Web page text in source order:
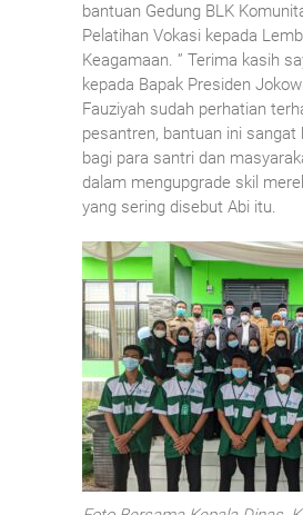
bantuan Gedung BLK
Pelatihan Vokasi kepada
Keagamaan. ” Terima kasih
kepada Bapak Presiden
Fauziyah sudah perhatian
pesantren, bantuan ini
bagi para santri dan
dalam mengupgrade skil
yang sering disebut Abi itu.